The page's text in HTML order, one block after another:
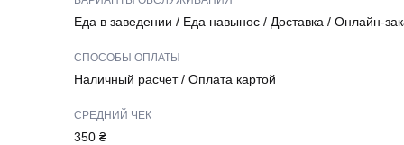
Еда в заведении / Еда навынос / Доставка / Онлайн-
СПОСОБЫ ОПЛАТЫ
Наличный расчет/ Оплата картой
СРЕДНИЙ ЧЕК
350 ₴